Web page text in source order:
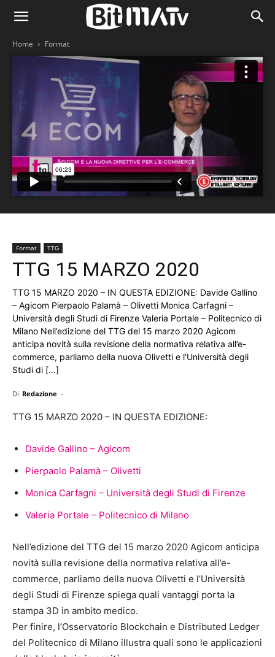
Home Format
Format TTG
TTG 15 MARZO 2020
TTG 15 MARZO 2020 – IN QUESTA EDIZIONE: Davide Gallino
– Agicom Pierpaolo Palamà – Olivetti Monica Carfagni –
Università degli Studi di Firenze Valeria Portale – Politecnico di
Milano Nell’edizione del TTG del 15 marzo 2020 Agicom
anticipa novità sulla revisione della normativa relativa all’e-
commerce, parliamo della nuova Olivetti e l’Università degli
Studi di […]
Di Redazione -
TTG 15 MARZO 2020 – IN QUESTA EDIZIONE:
Davide Gallino – Agicom
Pierpaolo Palamà – Olivetti
Monica Carfagni – Università degli Studi di Firenze
Valeria Portale – Politecnico di Milano
Nell’edizione del TTG del 15 marzo 2020 Agicom anticipa
novità sulla revisione della normativa relativa all’e-
commerce, parliamo della nuova Olivetti e l’Università
degli Studi di Firenze spiega quali vantaggi porta la
stampa 3D in ambito medico.
Per finire, l’Osservatorio Blockchain e Distributed Ledger
del Politecnico di Milano illustra quali sono le applicazioni